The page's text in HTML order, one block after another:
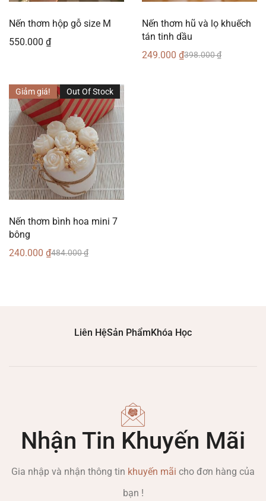
Nến thơm hộp gỗ size M
550.000 ₫
Nến thơm hũ và lọ khuếch
tán tinh dầu
398.000₫
249.000 ₫
Giảm giá! Out Of Stock
Nến thơm bình hoa mini 7
bông
484.000₫
240.000 ₫
Liên HệSản PhẩmKhóa Học
Nhận Tin Khuyến Mãi
Gia nhập và nhận thông tin khuyến mãi cho đơn hàng của
bạn !